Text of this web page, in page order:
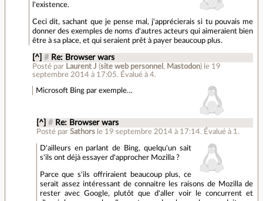
l'existence.
Ceci dit, sachant que je pense mal, j'apprécierais si tu pouvais me
donner des exemples de noms d'autres acteurs qui aimeraient bien
être à sa place, et qui seraient prêt à payer beaucoup plus.
[^] # Re: Browser wars
Posté par Laurent J (site web personnel , Mastodon) le 19
septembre 2014 à 17:05. Évalué à4.
Microsoft Bing par exemple…
[^] # Re: Browser wars
Posté par Sathors le 19 septembre 2014 à 17:14. Évalué à 1 .
D'ailleurs en parlant de Bing, quelqu'un sait
s'ils ont déjà essayer d'approcher Mozilla ?
Parce que s'ils offriraient beaucoup plus, ce
serait assez intéressant de connaitre les raisons de Mozilla de
rester avec Google, plutôt que d'aller voir le concurrent et